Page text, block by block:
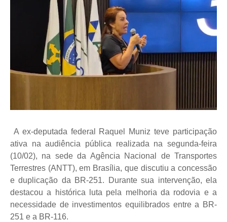
A ex-deputada federal Raquel Muniz teve participação
ativa na audiência pública realizada na segunda-feira
(10/02), na sede da Agência Nacional de Transportes
Terrestres (ANTT), em Brasília, que discutiu a concessão
e duplicação da BR-251. Durante sua intervenção, ela
destacou a histórica luta pela melhoria da rodovia e a
necessidade de investimentos equilibrados entre a BR-
251 e a BR-116.